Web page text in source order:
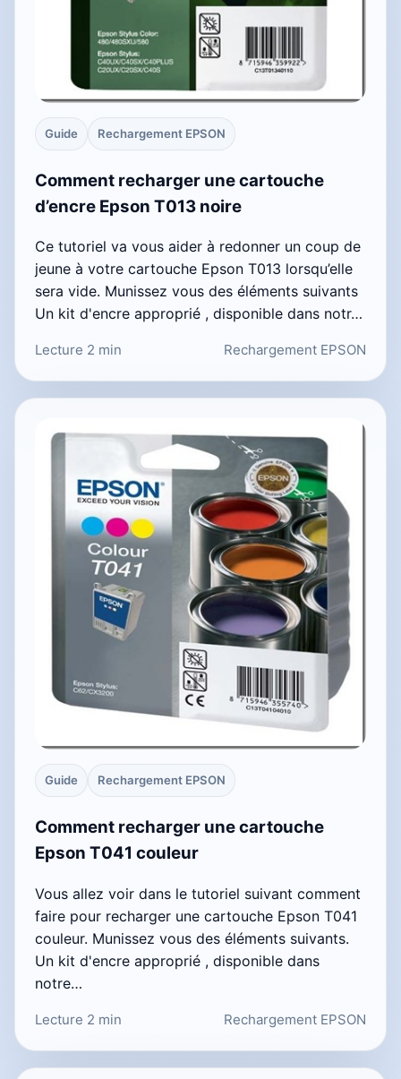
Guide Rechargement EPSON
Comment recharger une cartouche
d’encre Epson T013 noire
Ce tutoriel va vous aider à redonner un coup de
jeune à votre cartouche Epson T013 lorsqu’elle
sera vide. Munissez vous des éléments suivants
Un kit d'encre approprié , disponible dans notr…
Lecture 2 min Rechargement EPSON
Guide Rechargement EPSON
Comment recharger une cartouche
Epson T041 couleur
Vous allez voir dans le tutoriel suivant comment
faire pour recharger une cartouche Epson T041
couleur. Munissez vous des éléments suivants.
Un kit d'encre approprié , disponible dans
notre…
Lecture 2 min Rechargement EPSON